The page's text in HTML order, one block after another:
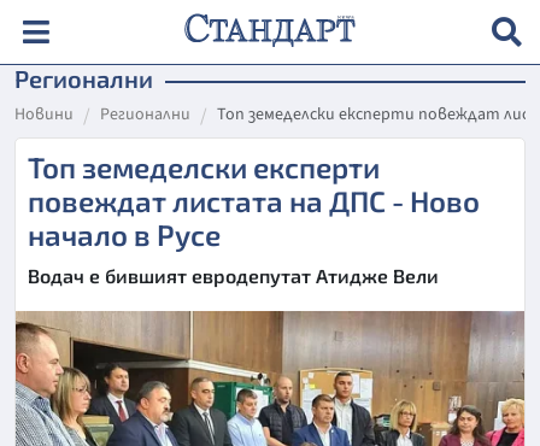
Регионални
Новини Регионални Топ земеделски експерти повеждат
Топ земеделски експерти
повеждат листата на ДПС - Ново
начало в Русе
Водач е бившият евродепутат Атидже Вели